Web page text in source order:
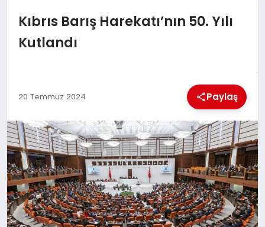
GÜNCEL
MAGAZIN
GENEL
EKONOMI
YEREL HABERLER
Kıbrıs Barış Harekatı’nın 50. Yılı
Kutlandı
20 Temmuz 2024 Paylaş